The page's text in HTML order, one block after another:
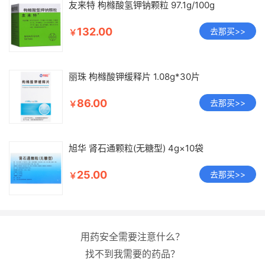
友来特 枸橼酸氢钾钠颗粒 97.1g/100g
￥132.00 去那买>>
丽珠 枸橼酸钾缓释片 1.08g*30片
￥86.00 去那买>>
旭华 肾石通颗粒(无糖型) 4g×10袋
￥25.00 去那买>>
用药安全需要注意什么？
找不到我需要的药品？